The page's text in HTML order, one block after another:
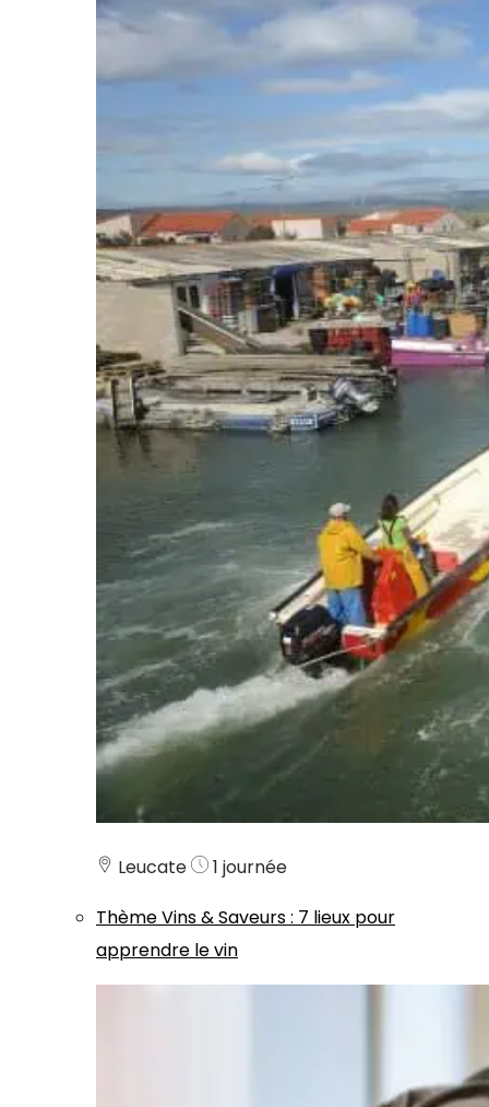
Leucate
1 journée
ThèmeVins & Saveurs: 7 lieux pour
apprendre le vin